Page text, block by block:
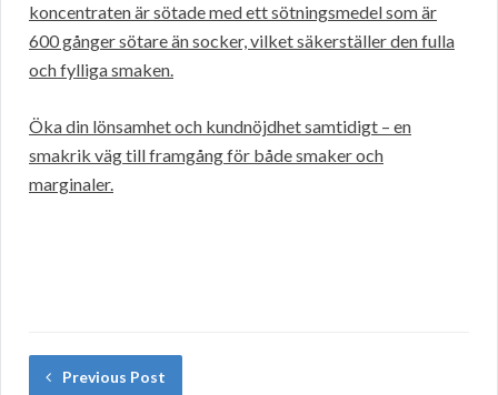
koncentraten är sötade med ett sötningsmedel som är
600 gånger sötare än socker, vilket säkerställer den fulla
och fylliga smaken.
Öka din lönsamhet och kundnöjdhet samtidigt – en
smakrik väg till framgång för både smaker och
marginaler.
Previous Post